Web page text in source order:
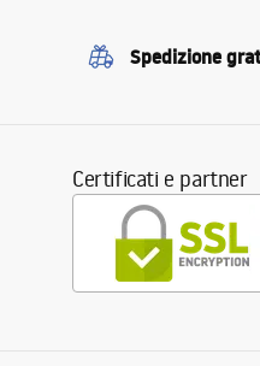
Spedizione
Certificati e partner